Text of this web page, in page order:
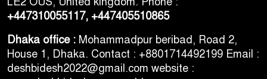
জামায়াত জোটের
+447310055117, +447405510865
Dhaka office : Mohammadpur beribad, Road 2,
House 1, Dhaka. Contact : +8801714492199 Email :
deshbidesh2022@gmail.com website :